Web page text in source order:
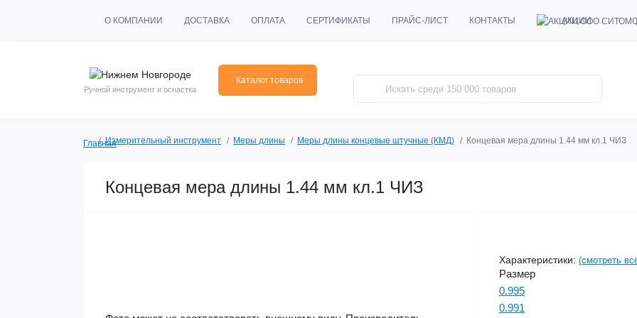
О КОМПАНИИ ДОСТАВКА ОПЛАТА СЕРТИФИКАТЫ ПРАЙС-ЛИСТ КОНТАКТЫ АКЦИИ
Ручной инструмент и оснастка
Каталог товаров
ГлавнаяИзмерительный инструмент Меры длины Меры длины концевые штучные (КМД) Концевая мера длины 1.44 мм кл.1 ЧИЗ
Концевая мера длины 1.44 мм кл.1 ЧИЗ
Характеристики: (смотреть
Размер
0.995
0.991